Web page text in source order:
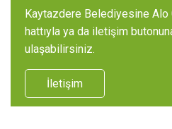
Kaytazdere Belediyesine
hattıyla ya da iletişim
ulaşabilirsiniz.
İletişim